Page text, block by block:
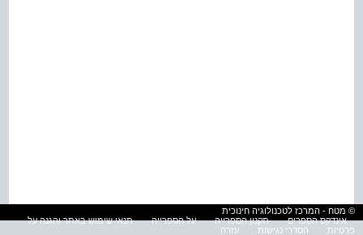
© מטח - המרכז לטכנולוגיה חינוכית
אינדקס הספרים
תקנון הספרייה על הספרייה
תנאי שימוש באתר והגנה על
פרטיות
הסדרי נגישות עזרה